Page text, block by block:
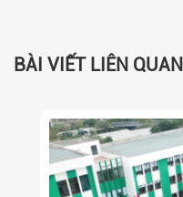
BÀI VIẾT LIÊN QUAN